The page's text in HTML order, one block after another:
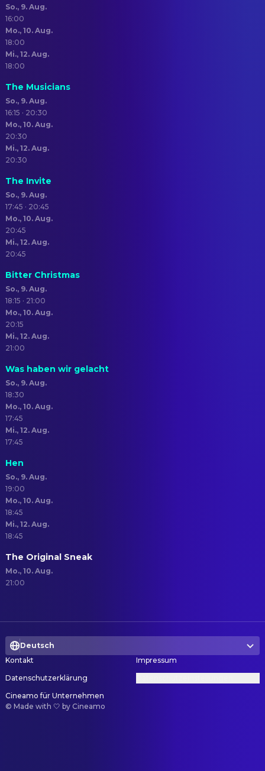
So., 9. Aug.
16:00
Mo., 10. Aug.
18:00
Mi., 12. Aug.
18:00
The Musicians
So., 9. Aug.
16:15 · 20:30
Mo., 10. Aug.
20:30
Mi., 12. Aug.
20:30
The Invite
So., 9. Aug.
17:45 · 20:45
Mo., 10. Aug.
20:45
Mi., 12. Aug.
20:45
Bitter Christmas
So., 9. Aug.
18:15 · 21:00
Mo., 10. Aug.
20:15
Mi., 12. Aug.
21:00
Was haben wir gelacht
So., 9. Aug.
18:30
Mo., 10. Aug.
17:45
Mi., 12. Aug.
17:45
Hen
So., 9. Aug.
19:00
Mo., 10. Aug.
18:45
Mi., 12. Aug.
18:45
The Original Sneak
Mo., 10. Aug.
21:00
Deutsch
Kontakt
Impressum
Datenschutzerklärung
Cineamo für Unternehmen
© Made with 🤍 by Cineamo